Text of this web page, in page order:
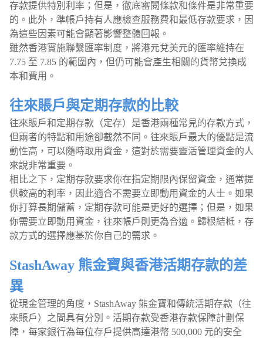
存款提供特別利率；但是，徹底審閱條款和條件是非常重要
的。此外，準帳戶持有人應檢查服務費和最低存款要求，因
為這些因素可能會顯著影響整體回報。
雖然香港實施聯繫匯率制度，將港元兌美元的匯率維持在
7.75 至 7.85 的範圍內，但仍可能會產生相關的貨幣兌換成
本和費用。
往來賬戶與定期存款的比較
往來賬戶和定期存款（定存）是香港兩種常見的存款方式，
但兩者的特點和用途卻截然不同。往來賬戶最大的優點是流
動性高，可以隨時取用資金，這對於需要靈活管理資金的人
來說非常重要。
相比之下，定期存款要求你在指定期限內保留資金，通常提
供較高的利率，因此適合不需要立即動用資金的人士。如果
你打算長期儲蓄，定期存款可能是更好的選擇；但是，如果
你需要立即動用資金，往來帳戶則更為合適。歸根結柢，存
款方式的選擇應基於你自己的需求。
StashAway 熊金寶與香港活期存款的差
異
從現金管理的角度，StashAway 熊金寶和傳統活期存款（往
來賬戶）之間具有分別。活期存款受香港存款保障計劃保
障，每家銀行為每位存戶提供高達港幣 500,000 元的安全